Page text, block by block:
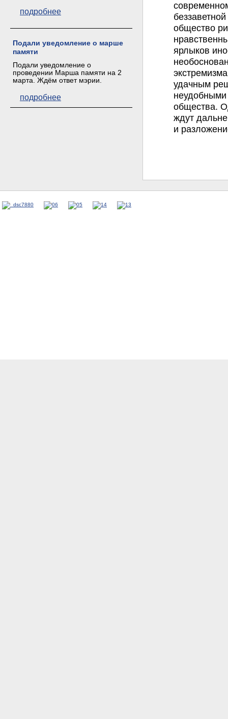
общество
ярлыков
удачным
неудобными
общества.
ждут
и
подробнее
Подали уведомление о марше
памяти
Подали уведомление о
проведении Марша памяти на 2
марта. Ждём ответ мэрии.
подробнее